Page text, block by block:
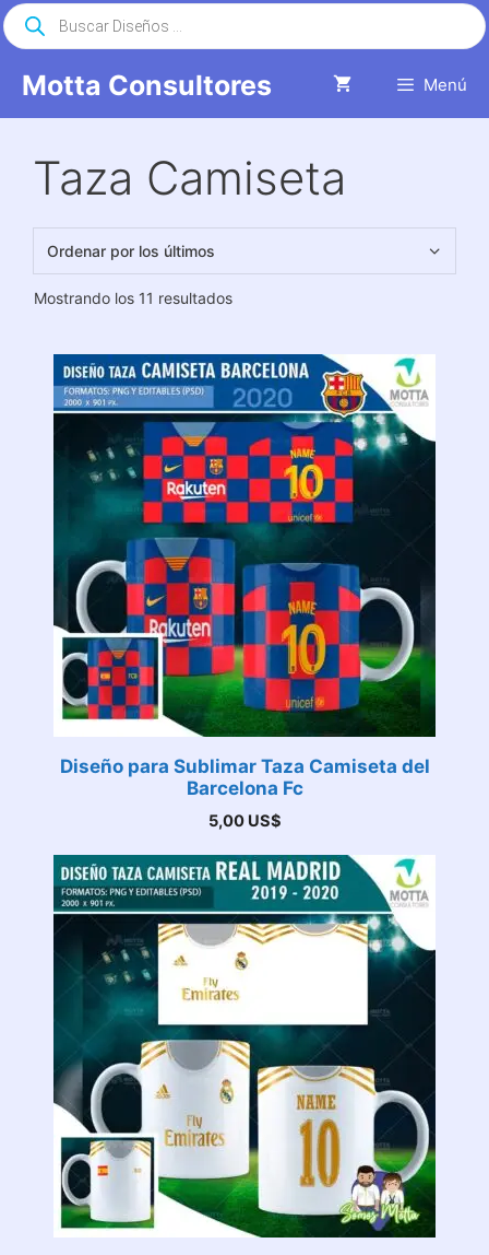
Saltar
al
Motta Consultores Menú
Búsqueda
de
productos
Taza Camiseta
Mostrando los 11 resultadosOrdenado
últimos
Diseño para Sublimar Taza Camiseta del
Barcelona Fc
5,00 US$